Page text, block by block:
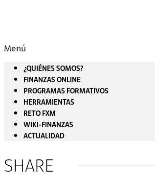
Menú
¿QUIÉNES SOMOS?
FINANZAS ONLINE
PROGRAMAS FORMATIVOS
HERRAMIENTAS
RETO FXM
WIKI-FINANZAS
ACTUALIDAD
SHARE